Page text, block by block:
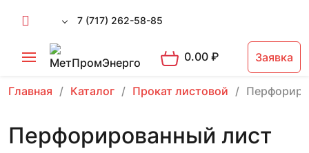
7 (717) 262-58-85
0.00₽ Заявка
Главная Каталог Прокат листовой
Перфорированный лист